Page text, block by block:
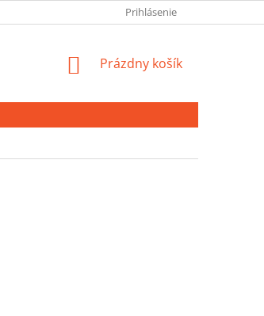
Prihlásenie
NÁKUPNÝ
Prázdny košík